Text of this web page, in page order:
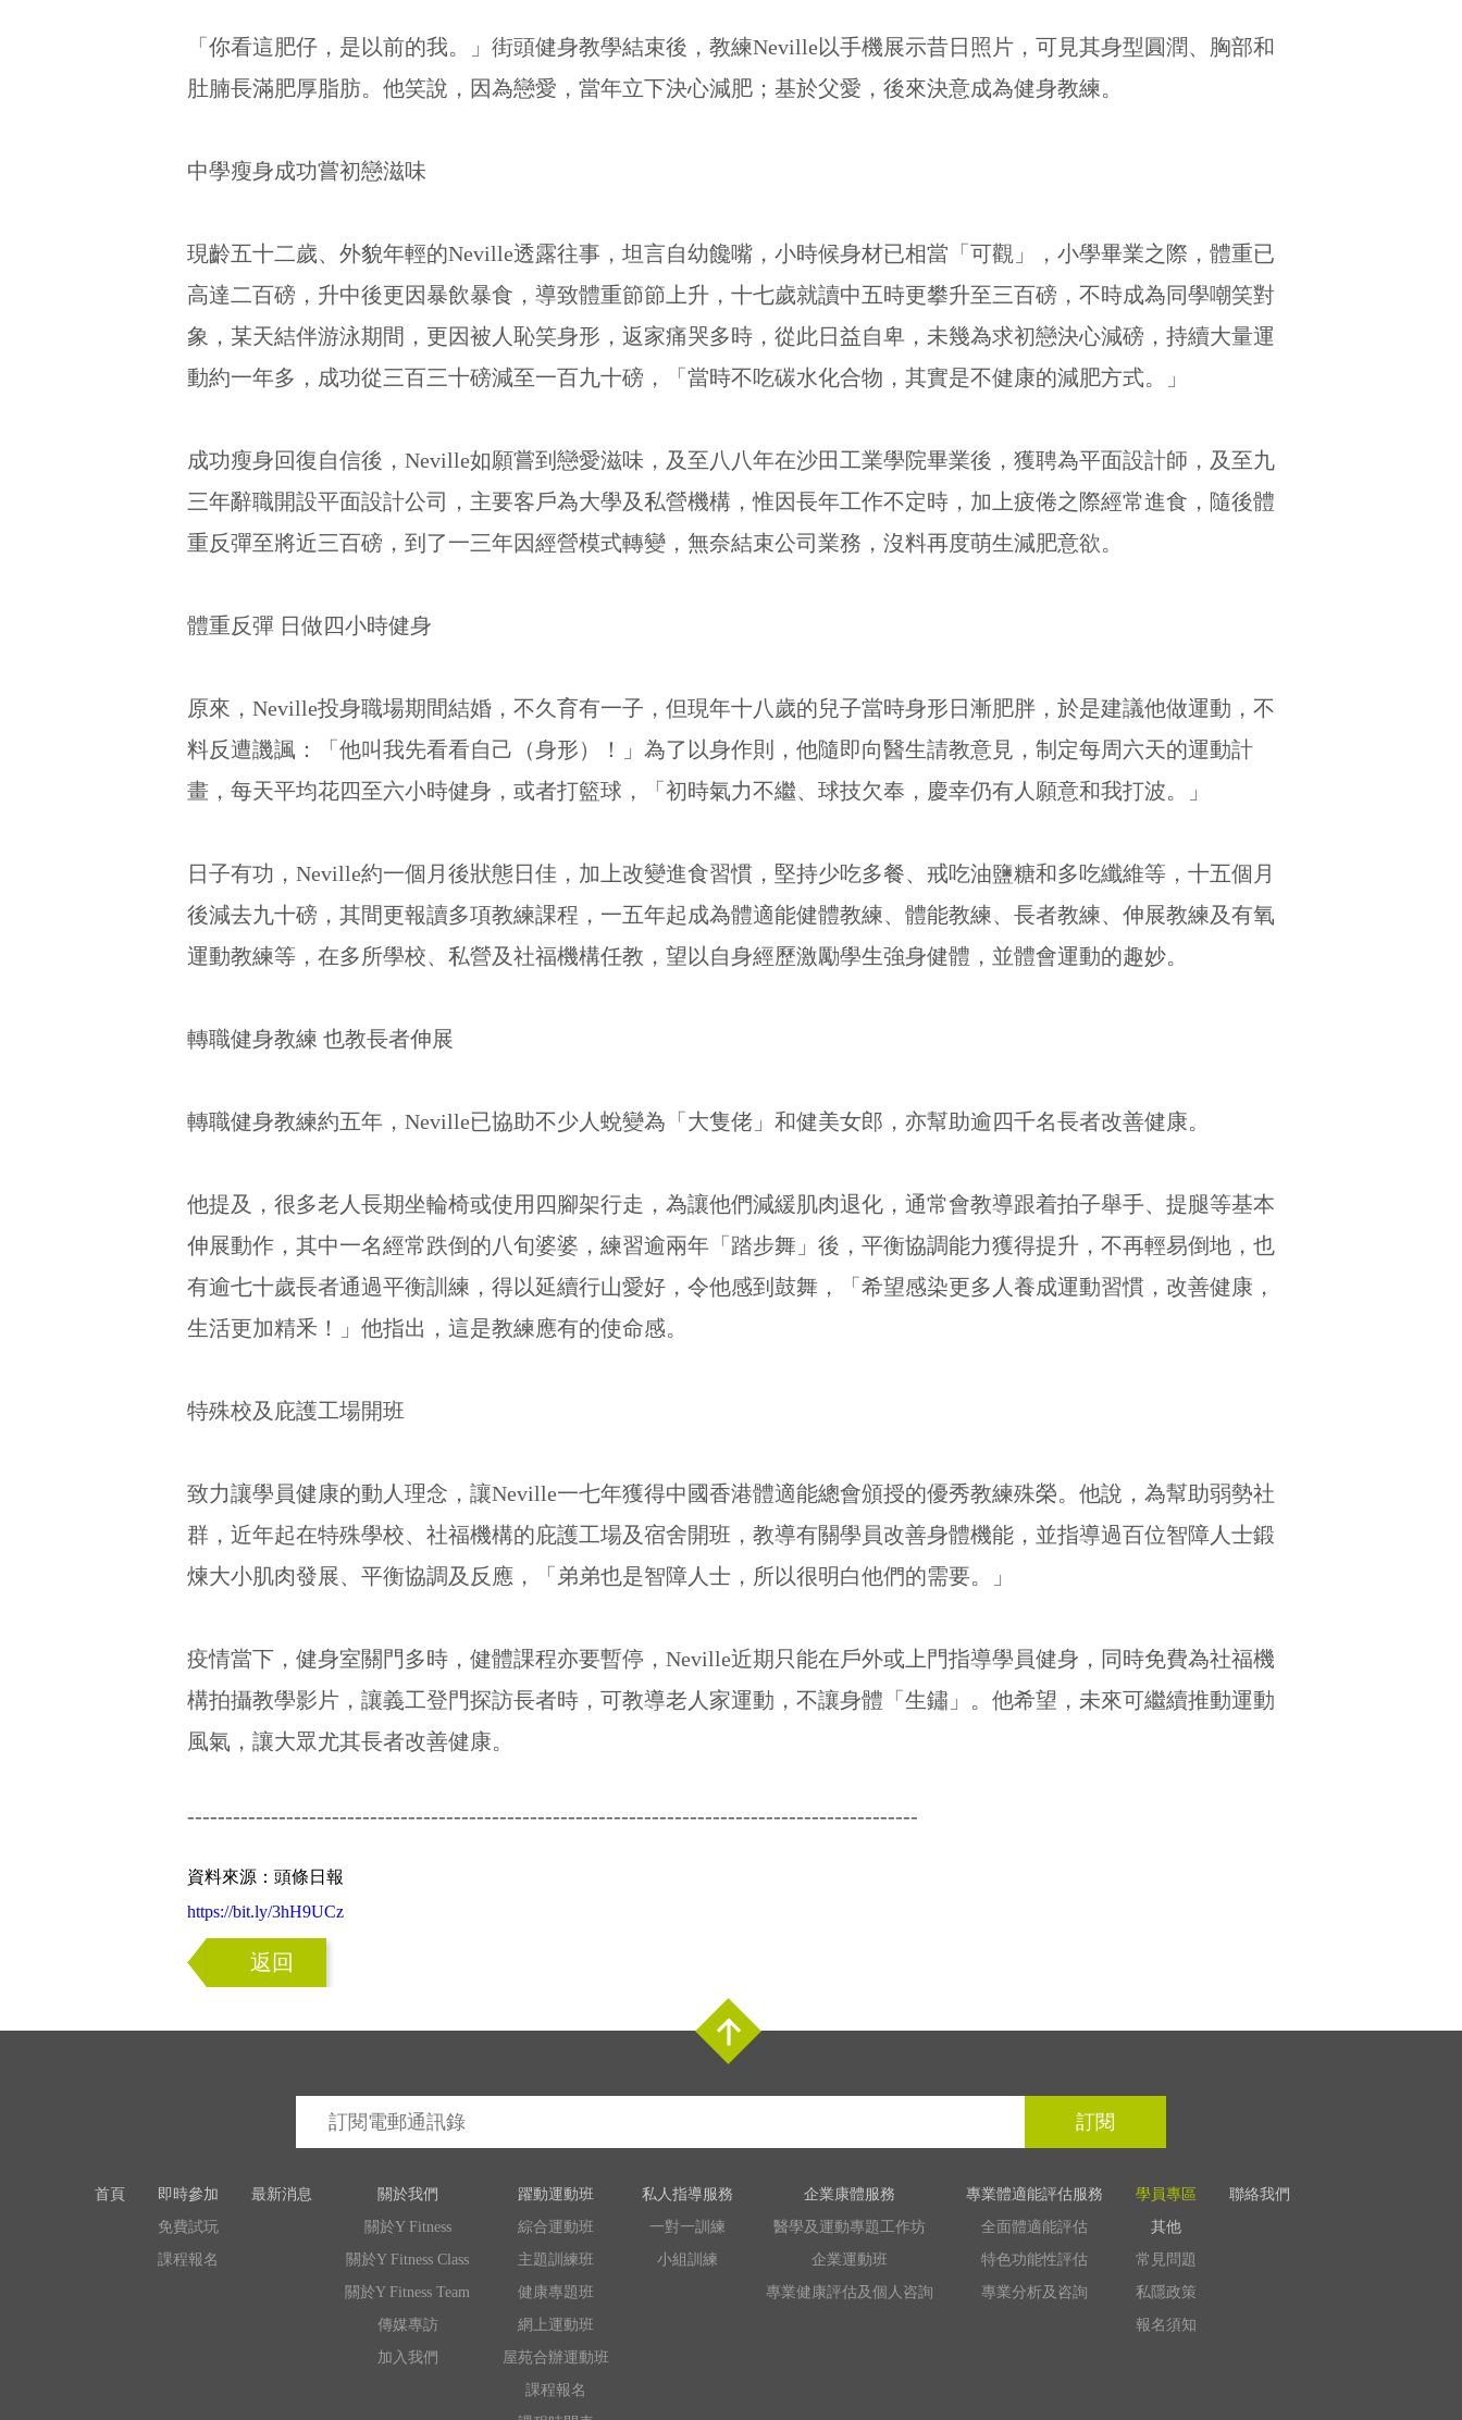
「你看這肥仔，是以前的我。」街頭健身教學結束後，教練Neville以手機展示昔日照片，可見其身型圓潤、胸部和
肚腩長滿肥厚脂肪。他笑說，因為戀愛，當年立下決心減肥；基於父愛，後來決意成為健身教練。
中學瘦身成功嘗初戀滋味
現齡五十二歲、外貌年輕的Neville透露往事，坦言自幼饞嘴，小時候身材已相當「可觀」，小學畢業之際，體重已
高達二百磅，升中後更因暴飲暴食，導致體重節節上升，十七歲就讀中五時更攀升至三百磅，不時成為同學嘲笑對
象，某天結伴游泳期間，更因被人恥笑身形，返家痛哭多時，從此日益自卑，未幾為求初戀決心減磅，持續大量運
動約一年多，成功從三百三十磅減至一百九十磅，「當時不吃碳水化合物，其實是不健康的減肥方式。」
成功瘦身回復自信後，Neville如願嘗到戀愛滋味，及至八八年在沙田工業學院畢業後，獲聘為平面設計師，及至九
三年辭職開設平面設計公司，主要客戶為大學及私營機構，惟因長年工作不定時，加上疲倦之際經常進食，隨後體
重反彈至將近三百磅，到了一三年因經營模式轉變，無奈結束公司業務，沒料再度萌生減肥意欲。
體重反彈 日做四小時健身
原來，Neville投身職場期間結婚，不久育有一子，但現年十八歲的兒子當時身形日漸肥胖，於是建議他做運動，不
料反遭譏諷：「他叫我先看看自己（身形）！」為了以身作則，他隨即向醫生請教意見，制定每周六天的運動計
畫，每天平均花四至六小時健身，或者打籃球，「初時氣力不繼、球技欠奉，慶幸仍有人願意和我打波。」
日子有功，Neville約一個月後狀態日佳，加上改變進食習慣，堅持少吃多餐、戒吃油鹽糖和多吃纖維等，十五個月
後減去九十磅，其間更報讀多項教練課程，一五年起成為體適能健體教練、體能教練、長者教練、伸展教練及有氧
運動教練等，在多所學校、私營及社福機構任教，望以自身經歷激勵學生強身健體，並體會運動的趣妙。
轉職健身教練 也教長者伸展
轉職健身教練約五年，Neville已協助不少人蛻變為「大隻佬」和健美女郎，亦幫助逾四千名長者改善健康。
他提及，很多老人長期坐輪椅或使用四腳架行走，為讓他們減緩肌肉退化，通常會教導跟着拍子舉手、提腿等基本
伸展動作，其中一名經常跌倒的八旬婆婆，練習逾兩年「踏步舞」後，平衡協調能力獲得提升，不再輕易倒地，也
有逾七十歲長者通過平衡訓練，得以延續行山愛好，令他感到鼓舞，「希望感染更多人養成運動習慣，改善健康，
生活更加精釆！」他指出，這是教練應有的使命感。
特殊校及庇護工場開班
致力讓學員健康的動人理念，讓Neville一七年獲得中國香港體適能總會頒授的優秀教練殊榮。他說，為幫助弱勢社
群，近年起在特殊學校、社福機構的庇護工場及宿舍開班，教導有關學員改善身體機能，並指導過百位智障人士鍛
煉大小肌肉發展、平衡協調及反應，「弟弟也是智障人士，所以很明白他們的需要。」
疫情當下，健身室關門多時，健體課程亦要暫停，Neville近期只能在戶外或上門指導學員健身，同時免費為社福機
構拍攝教學影片，讓義工登門探訪長者時，可教導老人家運動，不讓身體「生鏽」。他希望，未來可繼續推動運動
風氣，讓大眾尤其長者改善健康。
------------------------------------------------------------------------------------------------
資料來源：頭條日報
https://bit.ly/3hH9UCz
返回
訂閱
首頁
即時參加
免費試玩
課程報名
最新消息
關於我們
關於Y Fitness
關於Y Fitness Class
關於Y Fitness Team
傳媒專訪
加入我們
躍動運動班
綜合運動班
主題訓練班
健康專題班
網上運動班
屋苑合辦運動班
課程報名
私人指導服務
一對一訓練
小組訓練
企業康體服務
醫學及運動專題工作坊
企業運動班
專業健康評估及個人咨詢
專業體適能評估服務
全面體適能評估
特色功能性評估
專業分析及咨詢
學員專區
聯絡我們
其他
常見問題
私隱政策
報名須知